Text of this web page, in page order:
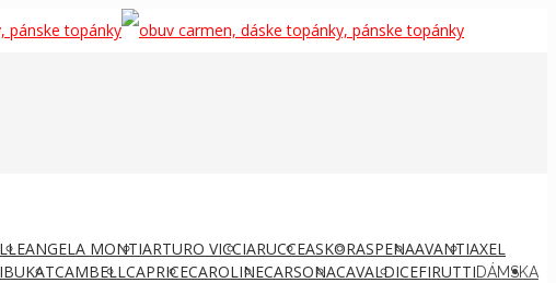
ANGELA MONTIARTURO VICCIARUCCEASKORASPENAAVANTIAXEL
BUKATCAMBELLCAPRICECAROLINECARSONACAVALDICEFIRUTTIDÁMSKA